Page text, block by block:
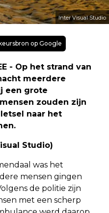
Inter Visual Studio
op Google
- Op het strand van
meerdere
een grote
zouden zijn
naar het
Studio)
was het
mensen gingen
de politie zijn
met een scherp